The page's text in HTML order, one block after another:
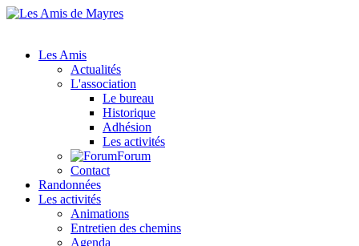
Les Amis
Actualités
L'association
Le bureau
Historique
Adhésion
Les activités
Forum
Contact
Randonnées
Les activités
Animations
Entretien des chemins
Agenda